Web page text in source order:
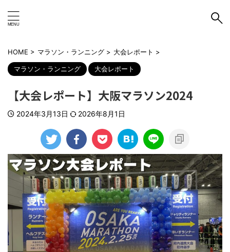
HOME > マラソン・ランニング > 大会レポート >
マラソン・ランニング 大会レポート
【大会レポート】大阪マラソン2024
2024年3月13日 2026年8月1日